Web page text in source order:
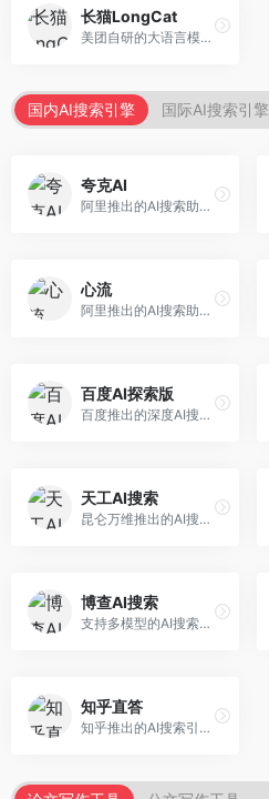
长猫LongCat
美团自研的大语言模型对话平台，专注于本地生活服务场景。面向美团生态用户，提供智能推荐、服务问答等功能，本地生活知识覆盖全面。
国内AI搜索引擎 国际AI搜索引擎
夸克AI
阿里推出的AI搜索助手，整合搜索与AI功能。面向年轻用户，提供智能搜索、文档处理、学习辅助等服务，与夸克生态深度整合。
心流
阿里推出的AI搜索助手，专注于智能信息获取。面向普通用户，提供智能搜索、内容整理、知识问答等服务，与阿里生态深度整合。
百度AI探索版
百度推出的深度AI搜索引擎，整合百度知识图谱。面向中文用户，提供智能问答、知识探索、内容生成等服务，知识覆盖面广。
天工AI搜索
昆仑万维推出的AI搜索引擎，整合大模型与搜索能力。面向普通用户，提供智能问答、深度搜索、内容整理等服务，中文搜索体验好。
博查AI搜索
支持多模型的AI搜索引擎，整合多种大模型能力。面向AI爱好者，提供多模型搜索、答案对比、深度分析等服务，模型选择灵活。
知乎直答
知乎推出的AI搜索引擎，专注于知识问答场景。面向知识获取者，提供知乎内容搜索、智能问答、知识整理等服务，专业知识丰富。